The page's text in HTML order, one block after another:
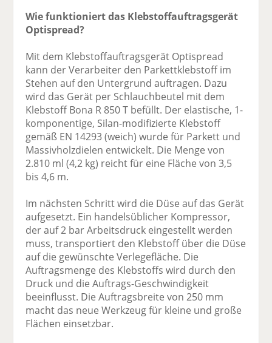
Wie funktioniert das Klebstoffauftragsgerät
Optispread?
Mit dem Klebstoffauftragsgerät Optispread
kann der Verarbeiter den Parkettklebstoff im
Stehen auf den Untergrund auftragen. Dazu
wird das Gerät per Schlauchbeutel mit dem
Klebstoff Bona R 850 T befüllt. Der elastische, 1-
komponentige, Silan-modifizierte Klebstoff
gemäß EN 14293 (weich) wurde für Parkett und
Massivholzdielen entwickelt. Die Menge von
2.810 ml (4,2 kg) reicht für eine Fläche von 3,5
bis 4,6 m.
Im nächsten Schritt wird die Düse auf das Gerät
aufgesetzt. Ein handelsüblicher Kompressor,
der auf 2 bar Arbeitsdruck eingestellt werden
muss, transportiert den Klebstoff über die Düse
auf die gewünschte Verlegefläche. Die
Auftragsmenge des Klebstoffs wird durch den
Druck und die Auftrags-Geschwindigkeit
beeinflusst. Die Auftragsbreite von 250 mm
macht das neue Werkzeug für kleine und große
Flächen einsetzbar.